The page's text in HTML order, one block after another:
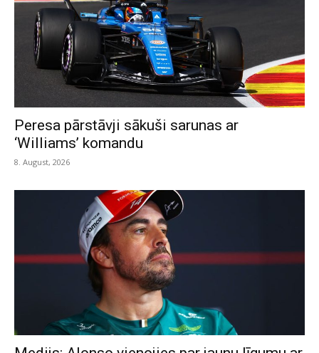
Peresa pārstāvji sākuši sarunas ar
‘Williams’ komandu
8. August, 2026